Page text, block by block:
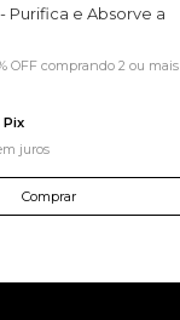
Purifica e Absorve a
OFF comprando 2 ou mais
Pix
juros